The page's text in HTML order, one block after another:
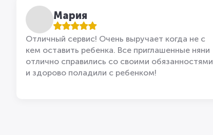
Мария
Отличный сервис! Очень выручает когда не с
кем оставить ребенка. Все приглашенные няни
отлично справились со своими обязанностями
и здорово поладили с ребенком!